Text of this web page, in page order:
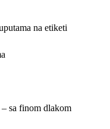
na etiketi
sa finom dlakom